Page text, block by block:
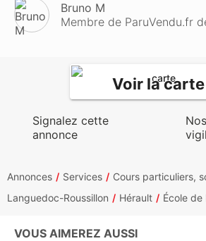
Bruno M
Membre de ParuVendu.fr
Voir la carte
Signalez cette
annonce
Annonces Services
Cours particuliers,
Languedoc-Roussillon
Hérault École
VOUS AIMEREZ AUSSI